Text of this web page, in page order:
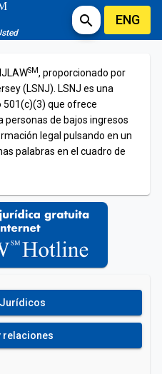
search ENG
SM, proporcionado por
(LSNJ). LSNJ es una
501(c)(3) que ofrece
de bajos ingresos
legal pulsando en un
palabras en el cuadro de
relaciones